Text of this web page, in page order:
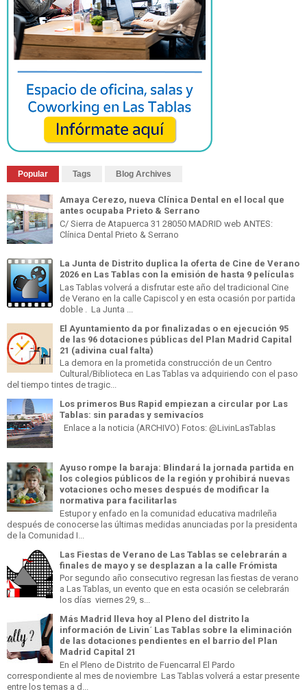
Popular Tags Blog Archives
Amaya Cerezo, nueva Clínica Dental en el local que
antes ocupaba Prieto & Serrano
C/ Sierra de Atapuerca 31 28050 MADRID web ANTES:
Clínica Dental Prieto & Serrano
La Junta de Distrito duplica la oferta de Cine de Verano
2026 en Las Tablas con la emisión de hasta 9 películas
Las Tablas volverá a disfrutar este año del tradicional Cine
de Verano en la calle Capiscol y en esta ocasión por partida
doble . La Junta ...
El Ayuntamiento da por finalizadas o en ejecución 95
de las 96 dotaciones públicas del Plan Madrid Capital
21 (adivina cual falta)
La demora en la prometida construcción de un Centro
Cultural/Biblioteca en Las Tablas va adquiriendo con el paso
del tiempo tintes de tragic...
Los primeros Bus Rapid empiezan a circular por Las
Tablas: sin paradas y semivacíos
Enlace a la noticia (ARCHIVO) Fotos: @LivinLasTablas
Ayuso rompe la baraja: Blindará la jornada partida en
los colegios públicos de la región y prohibirá nuevas
votaciones ocho meses después de modificar la
normativa para facilitarlas
Estupor y enfado en la comunidad educativa madrileña
después de conocerse las últimas medidas anunciadas por la presidenta
de la Comunidad I...
Las Fiestas de Verano de Las Tablas se celebrarán a
finales de mayo y se desplazan a la calle Frómista
Por segundo año consecutivo regresan las fiestas de verano
a Las Tablas, un evento que en esta ocasión se celebrarán
los días viernes 29, s...
Más Madrid lleva hoy al Pleno del distrito la
información de Livin´ Las Tablas sobre la eliminación
de las dotaciones pendientes en el barrio del Plan
Madrid Capital 21
En el Pleno de Distrito de Fuencarral El Pardo
correspondiente al mes de noviembre Las Tablas volverá a estar presente
entre los temas a d...